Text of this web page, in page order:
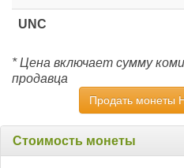
UNC
* Цена включает сумму
продавца
Продать монеты
Стоимость монеты